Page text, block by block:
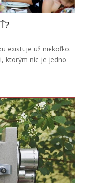
existuje už niekoľko.
ktorým nie je jedno